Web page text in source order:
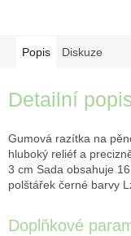
Popis Diskuze
Detailní
Gumová razítka na
hluboký reliéf a
3 cm Sada obsahuje
polštářek černé barvy
Doplňkové